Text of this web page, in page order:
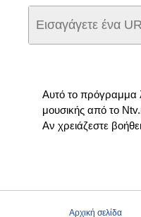
Αυτό το πρόγραμμα
μουσικής από το
Αν χρειάζεστε
Αρχική σελίδα